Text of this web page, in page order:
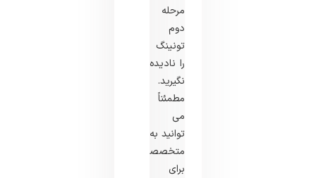
مرحله
دوم
تونینگ
را نادیده
نگیرید.
مطمئناً
می
‌توانید به
متخصصان
برای